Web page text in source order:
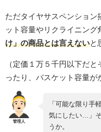
ただタイヤサスペンショ
ット容量やリクライニング
け」の商品とは言えないと
（定価１万５千円以下だ
ったり、バスケット容量が
「可能な限り手
気にしたい…」
うか。